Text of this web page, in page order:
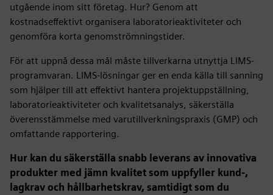
utgående inom sitt företag. Hur? Genom att
kostnadseffektivt organisera laboratorieaktiviteter och
genomföra korta genomströmningstider.
För att uppnå dessa mål måste tillverkarna utnyttja LIMS-
programvaran. LIMS-lösningar ger en enda källa till sanning
som hjälper till att effektivt hantera projektuppställning,
laboratorieaktiviteter och kvalitetsanalys, säkerställa
överensstämmelse med varutillverkningspraxis (GMP) och
omfattande rapportering.
Hur kan du säkerställa snabb leverans av innovativa
produkter med jämn kvalitet som uppfyller kund-,
lagkrav och hållbarhetskrav, samtidigt som du